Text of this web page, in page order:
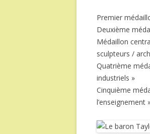
Premier
Deuxième
Médaillon
sculpteurs /
Quatrième
industriels »
Cinquième
l’enseignement